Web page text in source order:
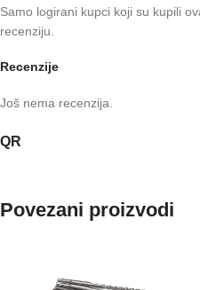
Recenzije
Još nema recenzija.
Samo logirani kupci koji su kupili
recenziju.
QR
Povezani proizvodi